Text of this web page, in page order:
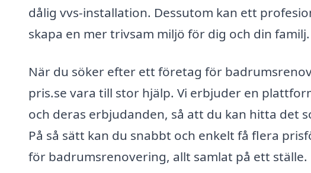
dålig vvs-installation. Dessutom kan ett
skapa en mer trivsam miljö för dig och din familj.
När du söker efter ett företag för
pris.se vara till stor hjälp. Vi erbjuder en
och deras erbjudanden, så att du kan hitta det
På så sätt kan du snabbt och enkelt få flera
för badrumsrenovering, allt samlat på ett ställe.